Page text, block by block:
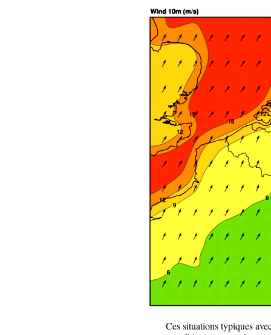
Ces situations typiques avec